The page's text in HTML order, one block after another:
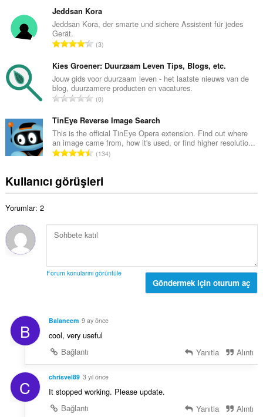
y
s
a
y
ı
s
ı
:
p
l
m
y
s
a
y
ı
s
ı
:
Jeddsan Kora
Jeddsan Kora, der smarte und sichere Assistent für jedes
Gerät.
T
p
l
a
m
y
s
a
y
s
ı
3
Kies Groener: Duurzaam Leven Tips, Blogs, etc.
Jouw gids voor duurzaam leven - het laatste nieuws van de
blog, duurzamere producten en vacatures.
T
p
l
a
m
y
s
ı
s
0
TinEye Reverse Image Search
This is the official TinEye Opera extension. Find out where
an image came from, how it's used, or find higher resolutio...
T
l
o
y
y
:
134
Kullanıcı görüşleri
Yorumlar: 2
Forum konularını görüntüle
Göndermek için oturum aç
B Balaneem 9 ay önce
cool, very useful
Bağlantı
Yanıtla Alıntı
C chrisvel89 3 yıl önce
It stopped working. Please update.
Bağlantı
Yanıtla Alıntı